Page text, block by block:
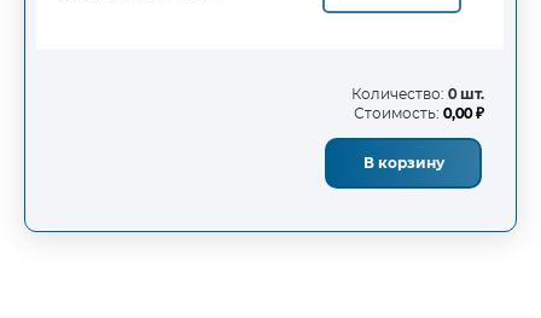
Количество: 0 шт.
Стоимость: 0,00 ₽
В корзину